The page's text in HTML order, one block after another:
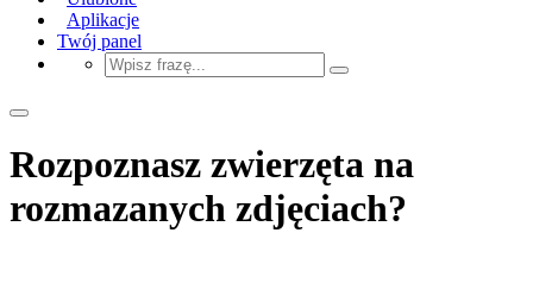
Aplikacje
Twój panel
Rozpoznasz zwierzęta na
rozmazanych zdjęciach?